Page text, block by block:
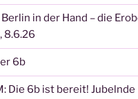
Berlin in der Hand – die
8.6.26
6b
Die 6b ist bereit! Jubelnde